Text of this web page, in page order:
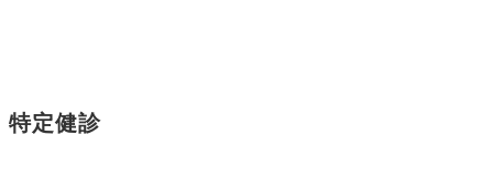
特定健診